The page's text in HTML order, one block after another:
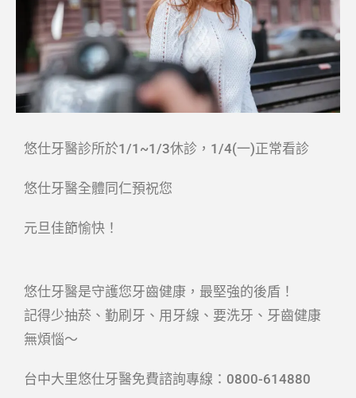
悠仕牙醫診所於1/1~1/3休診，1/4(一)正常看診
悠仕牙醫全體同仁預祝您
元旦佳節愉快！
悠仕牙醫是守護您牙齒健康，最堅強的後盾！
記得少抽菸、勤刷牙、用牙線、要洗牙、牙齒健康
無煩惱～
台中大里悠仕牙醫免費諮詢專線：0800-614880